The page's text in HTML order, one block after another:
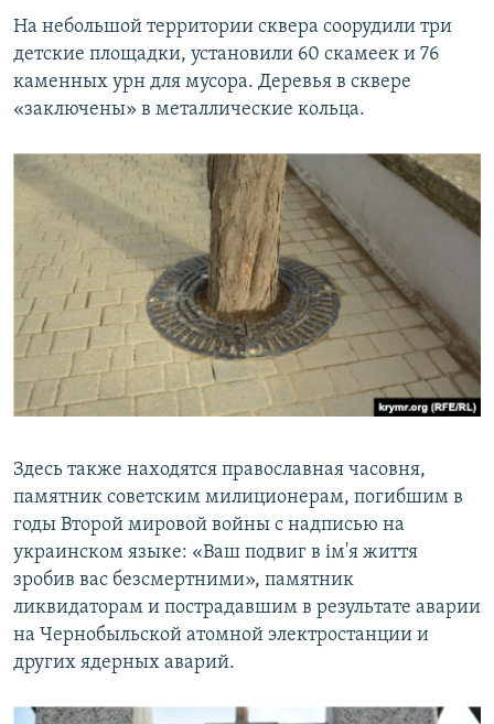
На небольшой территории сквера соорудили три
детские площадки, установили 60 скамеек и 76
каменных урн для мусора. Деревья в сквере
«заключены» в металлические кольца.
Здесь также находятся православная часовня,
памятник советским милиционерам, погибшим в
годы Второй мировой войны с надписью на
украинском языке: «Ваш подвиг в ім'я життя
зробив вас безсмертними», памятник
ликвидаторам и пострадавшим в результате аварии
на Чернобыльской атомной электростанции и
других ядерных аварий.